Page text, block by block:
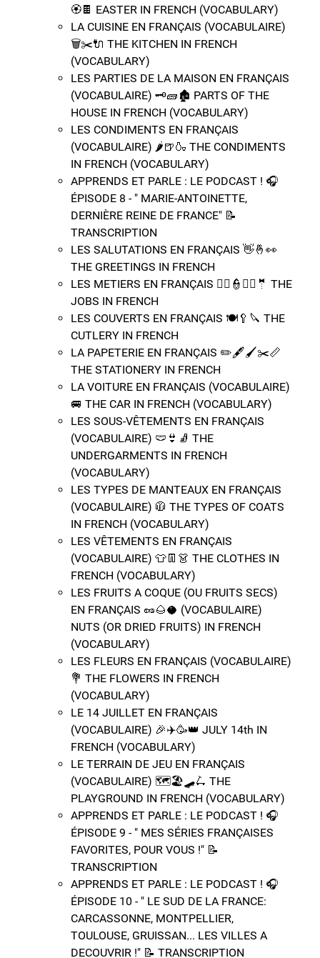
🏵️​🍫​ EASTER IN FRENCH (VOCABULARY)
LA CUISINE EN FRANÇAIS (VOCABULAIRE)
🗑️​✂️​🔌​​ THE KITCHEN IN FRENCH
(VOCABULARY)
LES PARTIES DE LA MAISON EN FRANÇAIS
(VOCABULAIRE) 🗝️​🧱​🏚️​​ PARTS OF THE
HOUSE IN FRENCH (VOCABULARY)
LES CONDIMENTS EN FRANÇAIS
(VOCABULAIRE) 🌶️​🍺​🍶​​ THE CONDIMENTS
IN FRENCH (VOCABULARY)
APPRENDS ET PARLE : LE PODCAST ! 🎧
ÉPISODE 8 - " MARIE-ANTOINETTE,
DERNIÈRE REINE DE FRANCE" 📝​
TRANSCRIPTION
LES SALUTATIONS EN FRANÇAIS 👋​🤞​👀​
THE GREETINGS IN FRENCH
LES METIERS EN FRANÇAIS 👨‍✈️​👮​👨‍⚖️​🤵​ THE
JOBS IN FRENCH
LES COUVERTS EN FRANÇAIS 🍽️​🥄​🔪​​ THE
CUTLERY IN FRENCH
LA PAPETERIE EN FRANÇAIS ✏️​🖋️​🖌️​✂️​📏​​​
THE STATIONERY IN FRENCH
LA VOITURE EN FRANÇAIS (VOCABULAIRE) ​​
🚐​ THE CAR IN FRENCH (VOCABULARY)
LES SOUS-VÊTEMENTS EN FRANÇAIS
(VOCABULAIRE) 🩲​👙​🧦​​​​ THE
UNDERGARMENTS IN FRENCH
(VOCABULARY)
LES TYPES DE MANTEAUX EN FRANÇAIS
(VOCABULAIRE) 🧥​​​​​ THE TYPES OF COATS
IN FRENCH (VOCABULARY)
LES VÊTEMENTS EN FRANÇAIS
(VOCABULAIRE) 👕​👖​👗​ THE CLOTHES IN
FRENCH (VOCABULARY)
LES FRUITS A COQUE (OU FRUITS SECS)
EN FRANÇAIS ​🥜​🌰​🥥​ (VOCABULAIRE)
NUTS (OR DRIED FRUITS) IN FRENCH
(VOCABULARY)
LES FLEURS EN FRANÇAIS (VOCABULAIRE)
​💐​​​​​ THE FLOWERS IN FRENCH
(VOCABULARY)
LE 14 JUILLET EN FRANÇAIS
(VOCABULAIRE) ​​​🎉​✈️​🥳​👑​​​​​​ JULY 14th IN
FRENCH (VOCABULARY)
LE TERRAIN DE JEU EN FRANÇAIS
(VOCABULAIRE) ​​​​​​🗺️​🏖️​🛹​🛴​ THE
PLAYGROUND IN FRENCH (VOCABULARY)
APPRENDS ET PARLE : LE PODCAST ! 🎧
ÉPISODE 9 - " MES SÉRIES FRANÇAISES
FAVORITES, POUR VOUS !" 📝​
TRANSCRIPTION
APPRENDS ET PARLE : LE PODCAST ! 🎧
ÉPISODE 10 - " LE SUD DE LA FRANCE:
CARCASSONNE, MONTPELLIER,
TOULOUSE, GRUISSAN... LES VILLES A
DECOUVRIR !" 📝​ TRANSCRIPTION